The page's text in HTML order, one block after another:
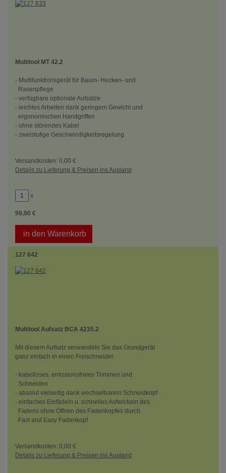
Multitool MT 42.2
- Multifunktionsgerät für Baum- Hecken- und
Rasenpflege
- verfügbare optionale Aufsätze
- leichtes Arbeiten dank geringem Gewicht und
ergonomischen Handgriffen
- ohne störendes Kabel
- zweistufige Geschwindigkeitsregelung
Versandkosten: 0,00 €
Details zu Lieferung & Preisen ins Ausland
x
99,90 €
in den Warenkorb
127 642
Multitool Aufsatz BCA 4235.2
Mit diesem Aufsatz verwandeln Sie das Grundgerät
ganz einfach in einen Freischneider
- kabelloses, emissionsfreies Trimmen und
Schneiden
- absolut vielseitig dank wechselbarem Schneidkopf
- einfaches Einfädeln u. schnelles Aufwickeln des
Fadens ohne Öffnen des Fadenkopfes durch
Fast and Easy Fadenkopf
Versandkosten: 0,00 €
Details zu Lieferung & Preisen ins Ausland